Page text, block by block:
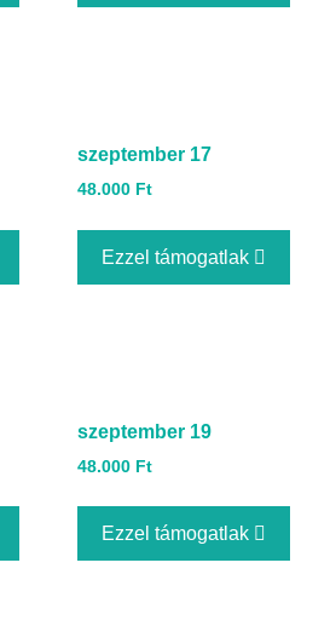
szeptember 17
48.000 Ft
Ezzel támogatlak
szeptember 19
48.000 Ft
Ezzel támogatlak